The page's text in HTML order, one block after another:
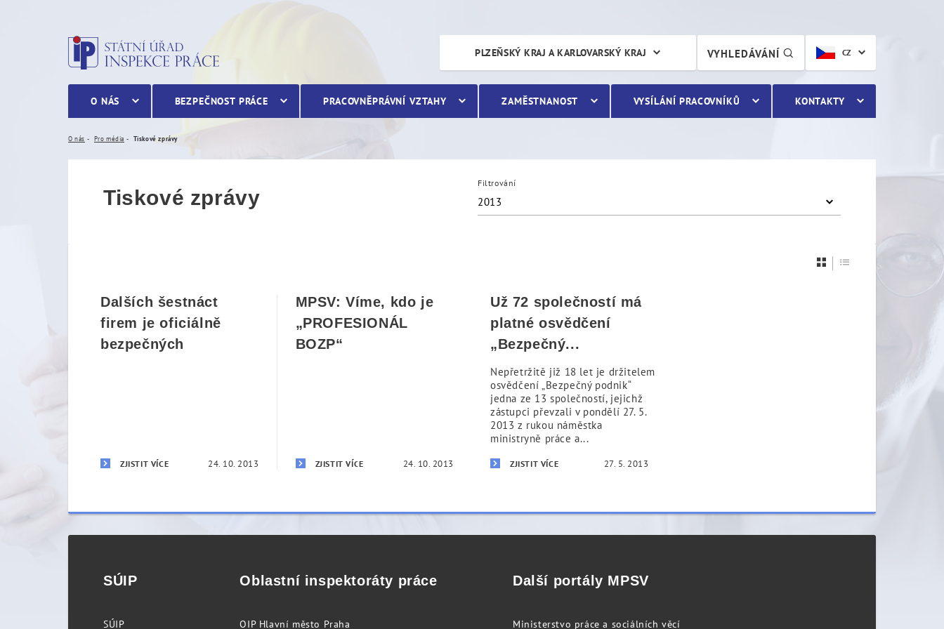
CZ
VYHLEDÁVÁNÍ
PLZEŇSKÝ KRAJ A KARLOVARSKÝ KRAJ
O NÁS BEZPEČNOST PRÁCE PRACOVNĚPRÁVNÍ VZTAHY ZAMĚSTNANOST VYSÍLÁNÍ PRACOVNÍKŮ KONTAKTY
O nás Pro média Tiskové zprávy
Tiskové zprávy
Filtrování
2013
Dalších šestnáct
firem je oficiálně
bezpečných
ZJISTIT VÍCE 24. 10. 2013
MPSV: Víme, kdo je
„PROFESIONÁL
BOZP“
ZJISTIT VÍCE 24. 10. 2013
Už 72 společností má
platné osvědčení
„Bezpečný...
Nepřetržitě již 18 let je držitelem
osvědčení „Bezpečný podnik“
jedna ze 13 společností, jejichž
zástupci převzali v pondělí 27. 5.
2013 z rukou náměstka
ministryně práce a...
ZJISTIT VÍCE 27. 5. 2013
SÚIP
SÚIP
Oblastní inspektoráty práce
OIP Hlavní město Praha
Další portály MPSV
Ministerstvo práce a sociálních věcí